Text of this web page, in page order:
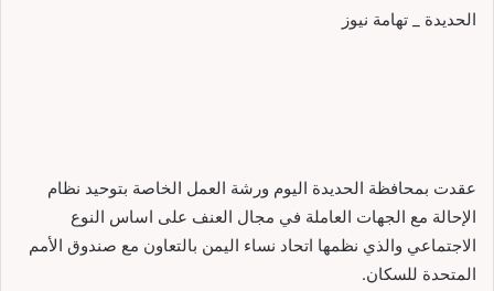
الحديدة _ تهامة نيوز
عقدت بمحافظة الحديدة اليوم ورشة العمل الخاصة بتوحيد نظام
الإحالة مع الجهات العاملة في مجال العنف على اساس النوع
الاجتماعي والذي نظمها اتحاد نساء اليمن بالتعاون مع صندوق الأمم
المتحدة للسكان.